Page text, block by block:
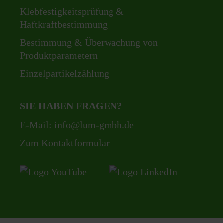
Klebfestigkeitsprüfung &
Haftkraftbestimmung
Bestimmung & Überwachung von
Produktparametern
Einzelpartikelzählung
SIE HABEN FRAGEN?
E-Mail: info@lum-gmbh.de
Zum Kontaktformular